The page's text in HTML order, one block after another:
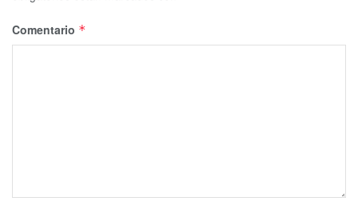
Comentario *